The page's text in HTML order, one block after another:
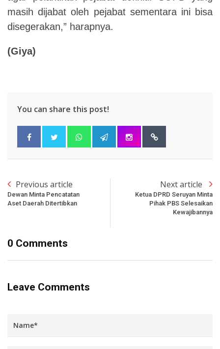
masih dijabat oleh pejabat sementara ini bisa
disegerakan,” harapnya.
(Giya)
You can share this post!
Previous article
Dewan Minta Pencatatan
Aset Daerah Ditertibkan
Next article
Ketua DPRD Seruyan Minta
Pihak PBS Selesaikan
Kewajibannya
0 Comments
Leave Comments